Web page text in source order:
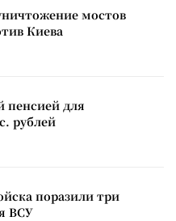
мостов
Киева
пенсией для
рублей
поразили три
ВСУ